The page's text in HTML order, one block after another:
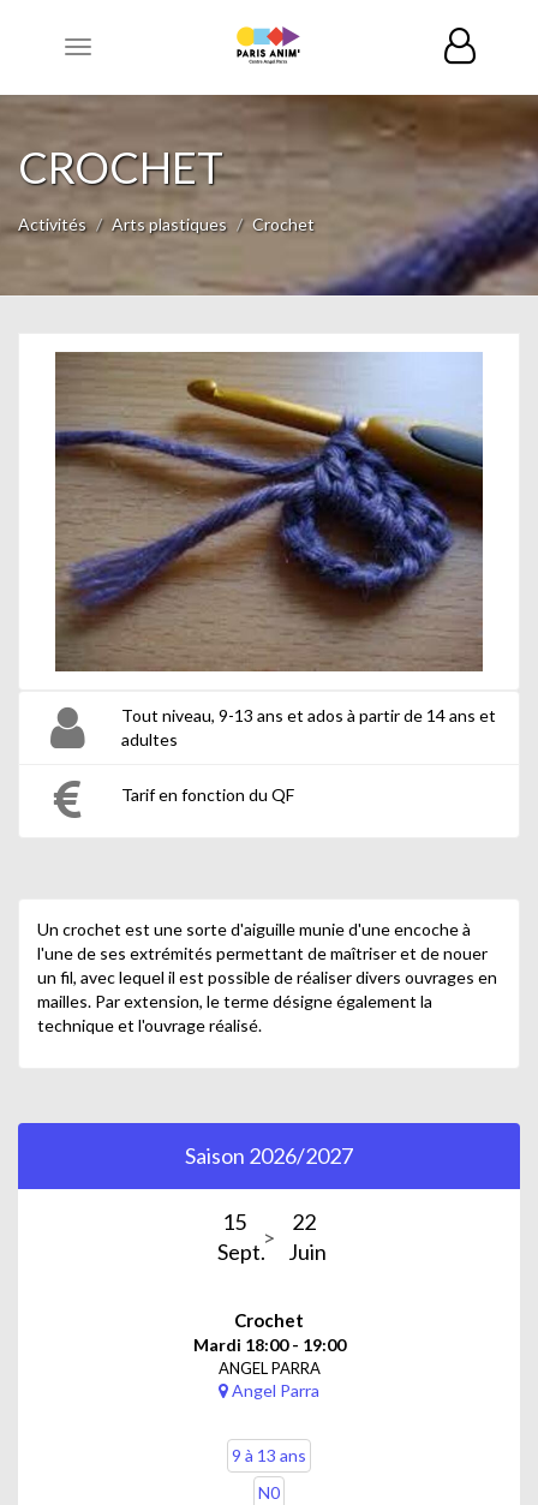
Toggle
CROCHET
Activités Arts plastiques Crochet
Tout niveau, 9-13 ans et ados à partir de 14 ans et
adultes
Tarif en fonction du QF
Un crochet est une sorte d'aiguille munie d'une encoche à
l'une de ses extrémités permettant de maîtriser et de nouer
un fil, avec lequel il est possible de réaliser divers ouvrages en
mailles. Par extension, le terme désigne également la
technique et l'ouvrage réalisé.
Saison 2026/2027
15
Sept.
22
Juin
Crochet
Mardi 18:00 - 19:00
ANGEL PARRA
Angel Parra
9 à 13 ans
N0